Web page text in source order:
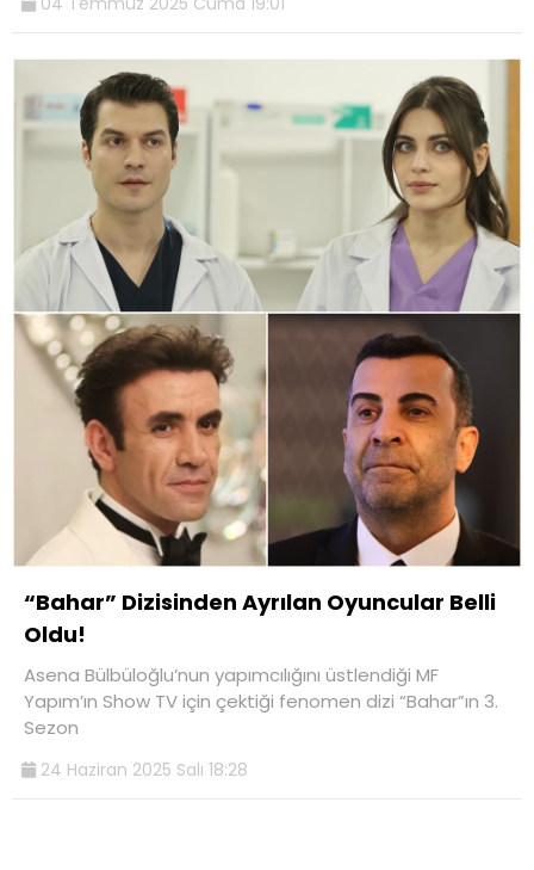
“Bahar” Dizisinden Ayrılan Oyuncular Belli
Oldu!
Asena Bülbüloğlu’nun yapımcılığını üstlendiği MF
Yapım’ın Show TV için çektiği fenomen dizi “Bahar”ın 3.
Sezon
24 Haziran 2025 Salı 18:28